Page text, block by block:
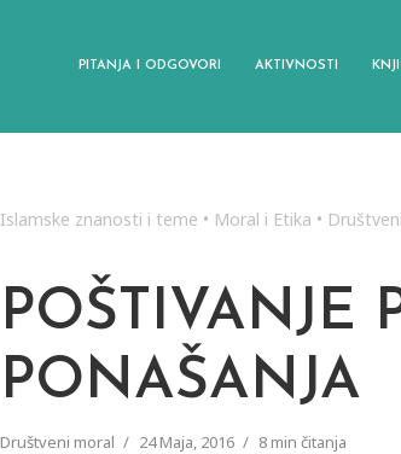
PITANJA I ODGOVORI AKTIVNOSTI
Islamske znanosti i teme • Moral i Etika •
POŠTIVANJE
PONAŠANJA
Društveni moral 24 Maja, 2016 8 min čitanja